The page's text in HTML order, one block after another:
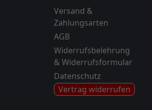
Versand &
Zahlungsarten
AGB
Widerrufsbelehrung
& Widerrufsformular
Datenschutz
Vertrag widerrufen